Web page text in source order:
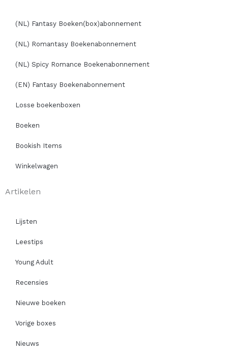
(NL) Fantasy Boeken(box)abonnement
(NL) Romantasy Boekenabonnement
(NL) Spicy Romance Boekenabonnement
(EN) Fantasy Boekenabonnement
Losse boekenboxen
Boeken
Bookish Items
Winkelwagen
Artikelen
Lijsten
Leestips
Young Adult
Recensies
Nieuwe boeken
Vorige boxes
Nieuws